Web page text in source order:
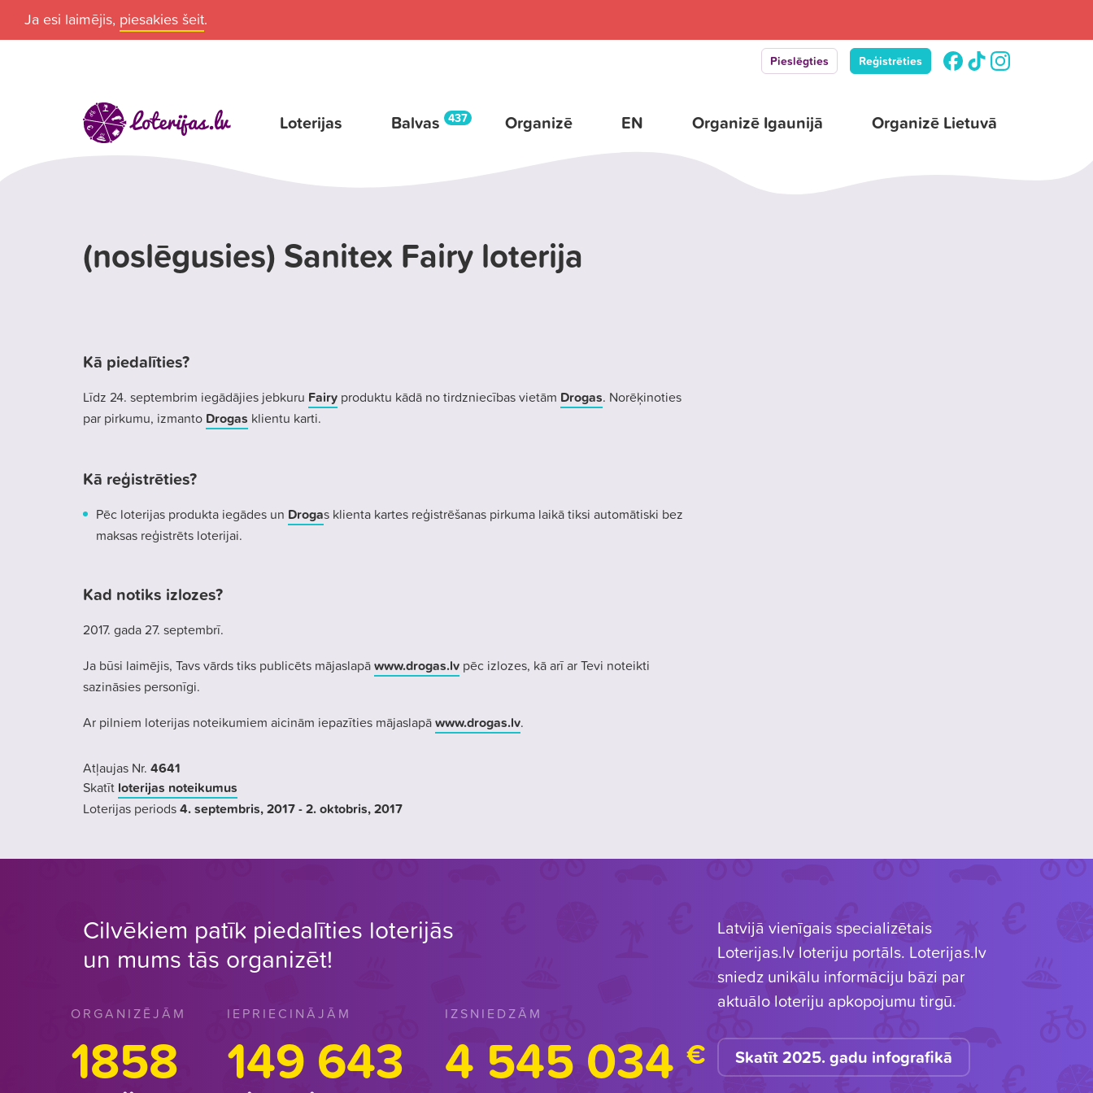
Ja esi laimējis, piesakies šeit.
Pieslēgties Reģistrēties
Loterijas Balvas 437 Organizē EN Organizē Igaunijā Organizē Lietuvā
(noslēgusies) Sanitex Fairy loterija
Kā piedalīties?
Līdz 24. septembrim iegādājies jebkuru Fairy produktu kādā no tirdzniecības vietām Drogas. Norēķinoties
par pirkumu, izmanto Drogas klientu karti.
Kā reģistrēties?
Pēc loterijas produkta iegādes un Drogas klienta kartes reģistrēšanas pirkuma laikā tiksi automātiski bez
maksas reģistrēts loterijai.
Kad notiks izlozes?
2017. gada 27. septembrī.
Ja būsi laimējis, Tavs vārds tiks publicēts mājaslapāwww.drogas.lv pēc izlozes, kā arī ar Tevi noteikti
sazināsies personīgi.
Ar pilniem loterijas noteikumiem aicinām iepazīties mājaslapāwww.drogas.lv.
Atļaujas Nr. 4641
Skatīt loterijas noteikumus
Loterijas periods4. septembris, 2017- 2. oktobris, 2017
Cilvēkiem patīk piedalīties loterijās
un mums tās organizēt!
ORGANIZĒJĀM
1858
IEPRIECINĀJĀM
149 643
IZSNIEDZĀM
4 545 034 €
Latvijā vienīgais specializētais
Loterijas.lv loteriju portāls. Loterijas.lv
sniedz unikālu informāciju bāzi par
aktuālo loteriju apkopojumu tirgū.
Skatīt 2025. gadu infografikā